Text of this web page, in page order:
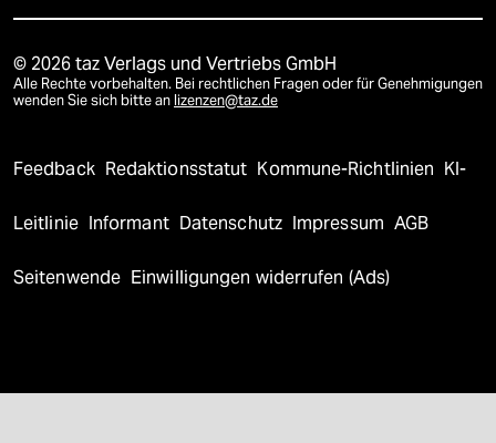
© 2026 taz Verlags und Vertriebs GmbH
Alle Rechte vorbehalten. Bei rechtlichen Fragen oder für Genehmigungen
wenden Sie sich bitte an lizenzen@taz.de
Feedback Redaktionsstatut Kommune-Richtlinien KI-
Leitlinie Informant Datenschutz Impressum AGB
Seitenwende Einwilligungen widerrufen (Ads)